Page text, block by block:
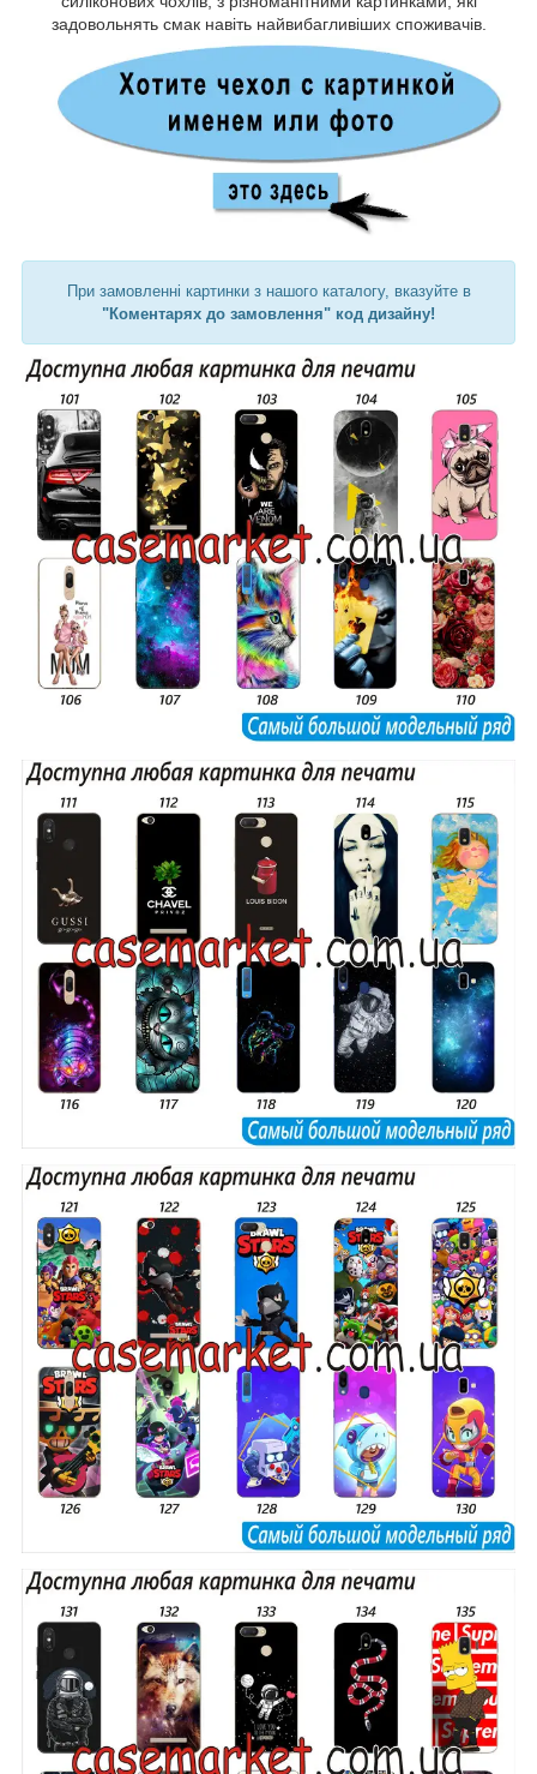
задовольнять смак навіть найвибагливіших споживачів.
При замовленні картинки з нашого каталогу, вказуйте в
"Коментарях до замовлення" код дизайну!